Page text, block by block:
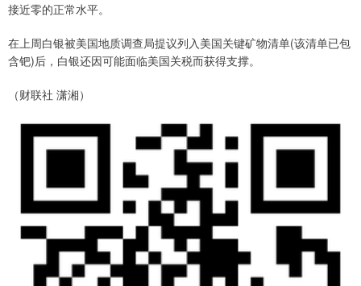
接近零的正常水平。
在上周白银被美国地质调查局提议列入美国关键矿物清单(该清单已包
含钯)后，白银还因可能面临美国关税而获得支撑。
（财联社 潇湘）